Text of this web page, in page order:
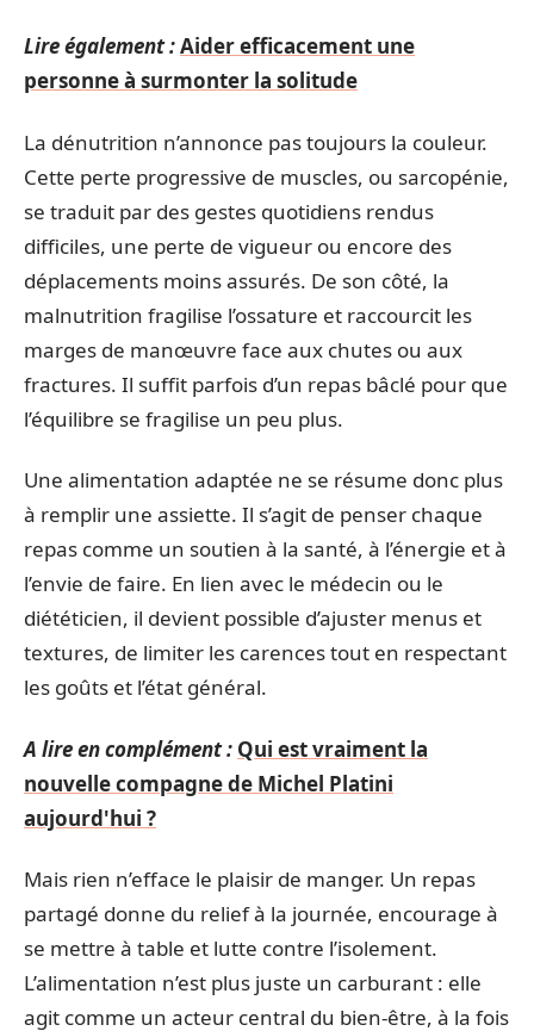
Lire également :Aider efficacement une
personne à surmonter la solitude
La dénutrition n’annonce pas toujours la couleur.
Cette perte progressive de muscles, ou sarcopénie,
se traduit par des gestes quotidiens rendus
difficiles, une perte de vigueur ou encore des
déplacements moins assurés. De son côté, la
malnutrition fragilise l’ossature et raccourcit les
marges de manœuvre face aux chutes ou aux
fractures. Il suffit parfois d’un repas bâclé pour que
l’équilibre se fragilise un peu plus.
Une alimentation adaptée ne se résume donc plus
à remplir une assiette. Il s’agit de penser chaque
repas comme un soutien à la santé, à l’énergie et à
l’envie de faire. En lien avec le médecin ou le
diététicien, il devient possible d’ajuster menus et
textures, de limiter les carences tout en respectant
les goûts et l’état général.
A lire en complément : Qui est vraiment la
nouvelle compagne de Michel Platini
aujourd'hui ?
Mais rien n’efface le plaisir de manger. Un repas
partagé donne du relief à la journée, encourage à
se mettre à table et lutte contre l’isolement.
L’alimentation n’est plus juste un carburant : elle
agit comme un acteur central du bien-être, à la fois